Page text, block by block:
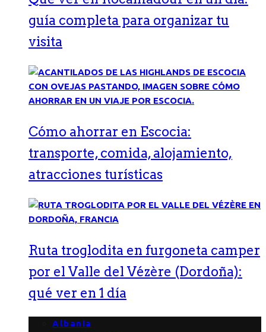
guía completa para organizar tu
visita
Cómo ahorrar en Escocia:
transporte, comida, alojamiento,
atracciones turísticas
Ruta troglodita en furgoneta camper
por el Valle del Vézère (Dordoña):
qué ver en 1 día
Albania